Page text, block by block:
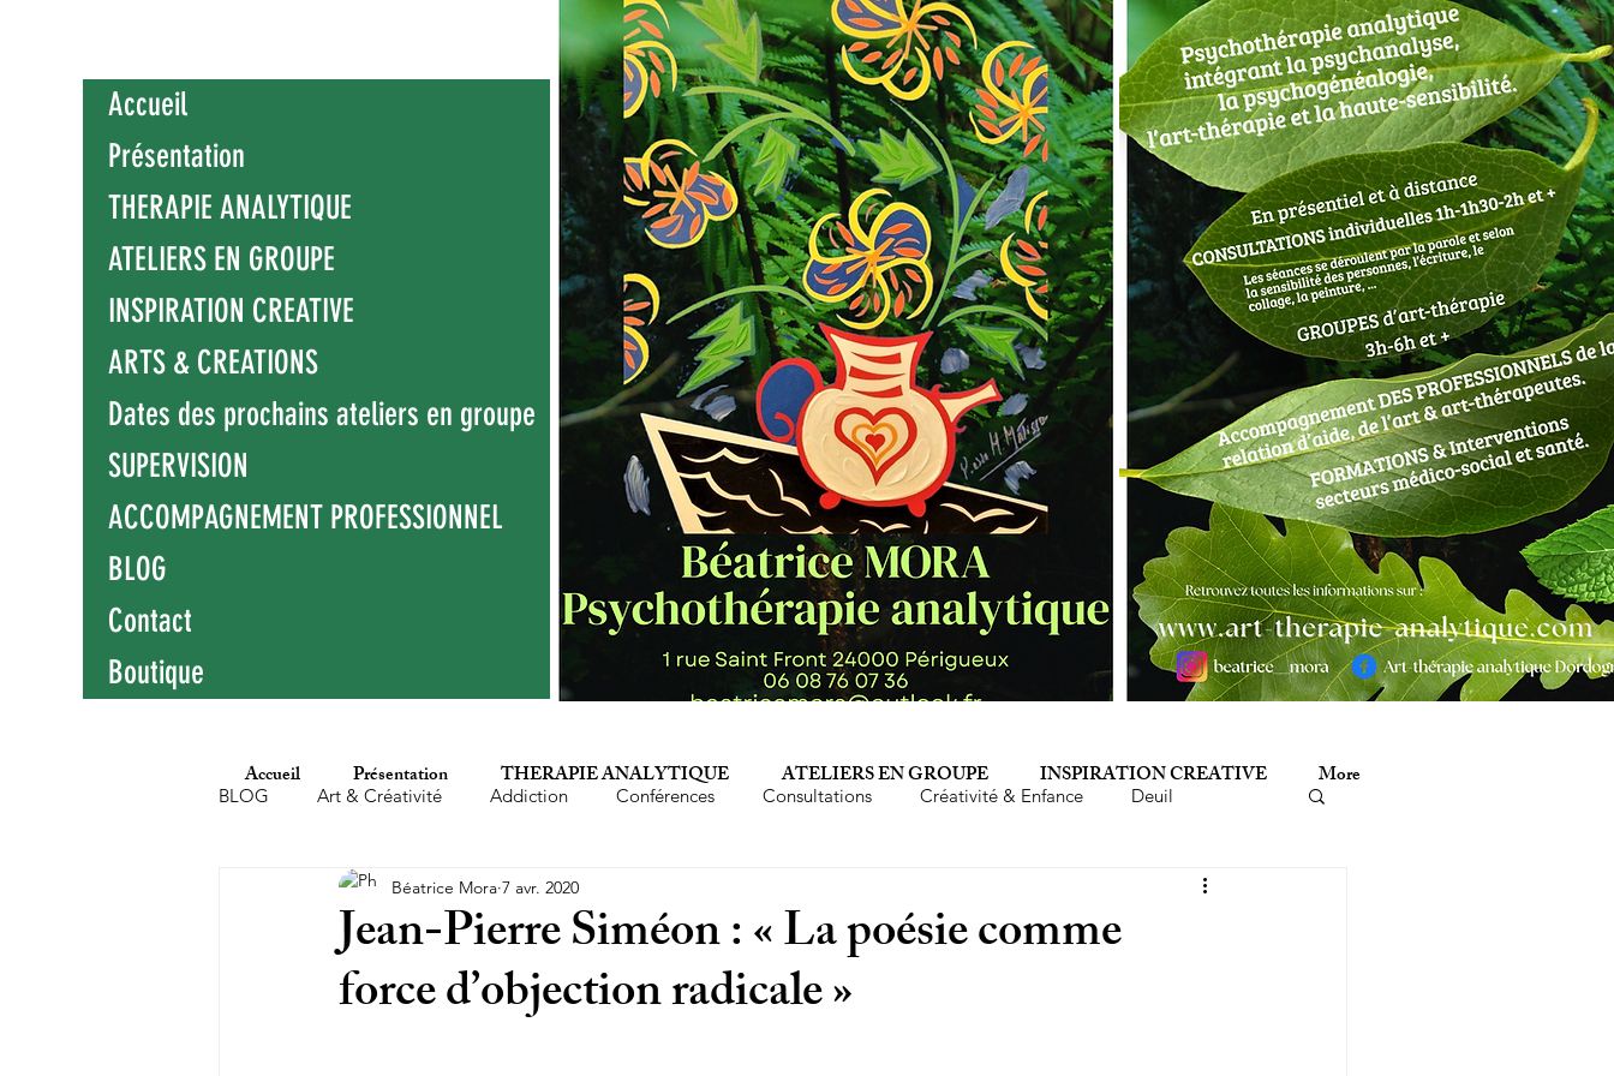
Accueil
Présentation
THERAPIE ANALYTIQUE
ATELIERS EN GROUPE
INSPIRATION CREATIVE
ARTS & CREATIONS
Dates des prochains ateliers en groupe
SUPERVISION
ACCOMPAGNEMENT PROFESSIONNEL
BLOG
Contact
Boutique
BLOG Art & Créativité Addiction Conférences Consultations Créativité & Enfance Deuil
Education populaire Enfants Histoire
Hypersensibilité Littérature Mère Parents Perversion narcissique
Jean-Pierre Siméon : « La poésie comme
force d’objection radicale »
Béatrice Mora 7 avr. 2020
Accueil Présentation THERAPIE ANALYTIQUE ATELIERS EN GROUPE INSPIRATION CREATIVE More